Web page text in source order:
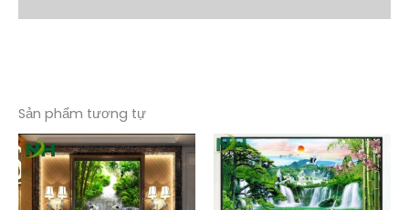
Sản phẩm tương tự